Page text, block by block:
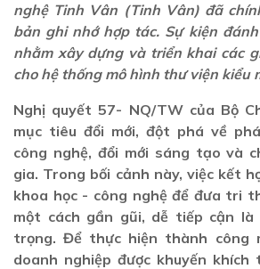
nghệ Tinh Vân (Tinh Vân) đã
bản ghi nhớ hợp tác. Sự kiện
nhằm xây dựng và triển khai các
cho hệ thống mô hình thư viện kiểu
Nghị quyết 57- NQ/TW của Bộ
mục tiêu đổi mới, đột phá về
công nghệ, đổi mới sáng tạo và
gia. Trong bối cảnh này, việc kết
khoa học - công nghệ để đưa tri
một cách gần gũi, dễ tiếp cận là
trọng. Để thực hiện thành công
doanh nghiệp được khuyến khích